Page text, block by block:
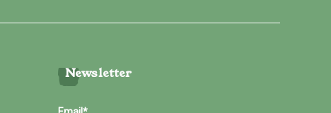
Newsletter